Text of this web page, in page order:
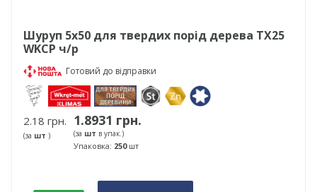
Шуруп 5х50 для твердих порід дерева TX25
WKCP ч/р
Готовий до відправки
2.18 грн.
(за шт )
1.8931 грн.
(за шт в упак.)
Упаковка: 250шт